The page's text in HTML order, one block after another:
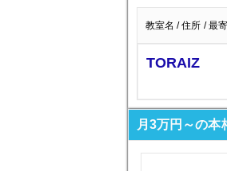
教室名 / 住所 / 最
TORAIZ
月3万円～の